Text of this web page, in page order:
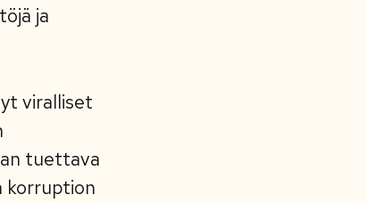
ja
viralliset
tuettava
korruption